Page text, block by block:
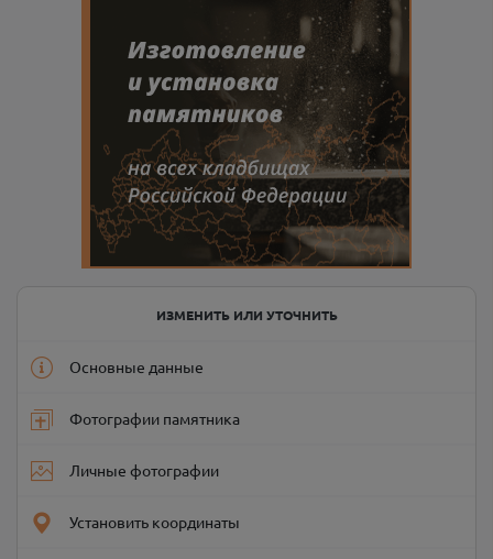
ИЗМЕНИТЬ ИЛИ УТОЧНИТЬ
Основные данные
Фотографии памятника
Личные фотографии
Установить координаты